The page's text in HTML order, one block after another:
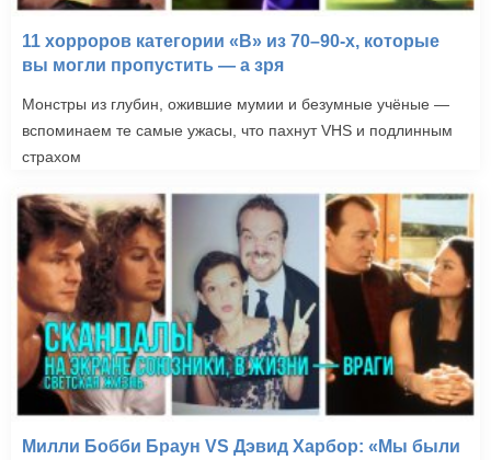
11 хорроров категории «B» из 70–90-х, которые
вы могли пропустить — а зря
Монстры из глубин, ожившие мумии и безумные учёные —
вспоминаем те самые ужасы, что пахнут VHS и подлинным
страхом
Милли Бобби Браун VS Дэвид Харбор: «Мы были